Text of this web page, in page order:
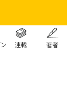
連載 著者